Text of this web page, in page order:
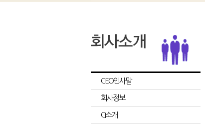
CEO인사말
회사정보
CI소개